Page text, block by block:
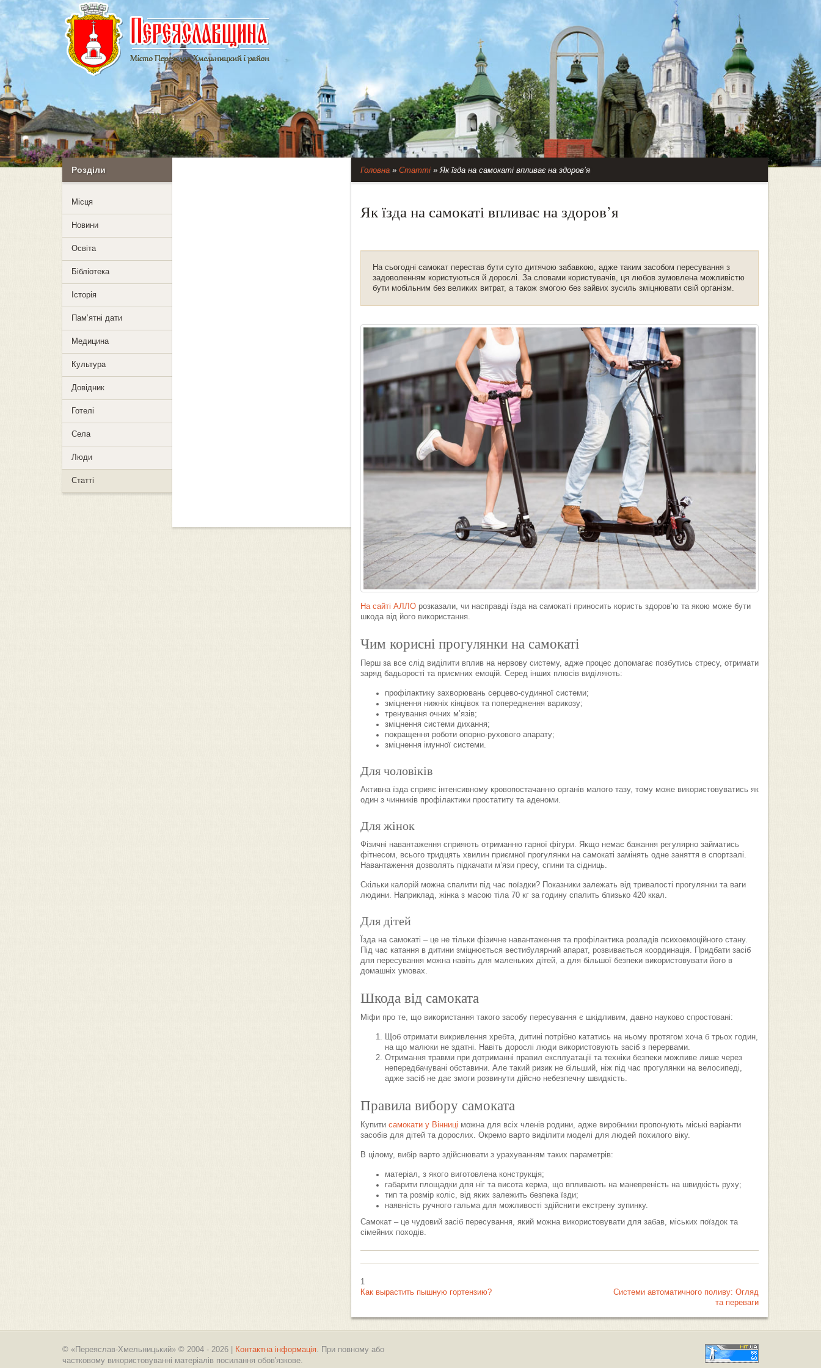
Розділи
Mісця
Новини
Освіта
Бібліотека
Історія
Пам’ятні дати
Медицина
Культура
Довідник
Готелі
Села
Люди
Статті
Головна» Статті»Як їзда на самокаті впливає на здоров’я
Як їзда на самокаті впливає на здоров’я
На сьогодні самокат перестав бути суто дитячою забавкою, адже таким засобом пересування з
задоволенням користуються й дорослі. За словами користувачів, ця любов зумовлена можливістю
бути мобільним без великих витрат, а також змогою без зайвих зусиль зміцнювати свій організм.
На сайті АЛЛОрозказали, чи насправді їзда на самокаті приносить користь здоров’ю та якою може бути
шкода від його використання.
Чим корисні прогулянки на самокаті
Перш за все слід виділити вплив на нервову систему, адже процес допомагає позбутись стресу, отримати
заряд бадьорості та приємних емоцій. Серед інших плюсів виділяють:
профілактику захворювань серцево-судинної системи;
зміцнення нижніх кінцівок та попередження варикозу;
тренування очних м’язів;
зміцнення системи дихання;
покращення роботи опорно-рухового апарату;
зміцнення імунної системи.
Для чоловіків
Активна їзда сприяє інтенсивному кровопостачанню органів малого тазу, тому може використовуватись як
один з чинників профілактики простатиту та аденоми.
Для жінок
Фізичні навантаження сприяють отриманню гарної фігури. Якщо немає бажання регулярно займатись
фітнесом, всього тридцять хвилин приємної прогулянки на самокаті замінять одне заняття в спортзалі.
Навантаження дозволять підкачати м’язи пресу, спини та сідниць.
Скільки калорій можна спалити під час поїздки? Показники залежать від тривалості прогулянки та ваги
людини. Наприклад, жінка з масою тіла 70 кг за годину спалить близько 420 ккал.
Для дітей
Їзда на самокаті – це не тільки фізичне навантаження та профілактика розладів психоемоційного стану.
Під час катання в дитини зміцнюється вестибулярний апарат, розвивається координація. Придбати засіб
для пересування можна навіть для маленьких дітей, а для більшої безпеки використовувати його в
домашніх умовах.
Шкода від самоката
Міфи про те, що використання такого засобу пересування є шкідливим, давно науково спростовані:
Щоб отримати викривлення хребта, дитині потрібно кататись на ньому протягом хоча б трьох годин,
на що малюки не здатні. Навіть дорослі люди використовують засіб з перервами.
Отримання травми при дотриманні правил експлуатації та техніки безпеки можливе лише через
непередбачувані обставини. Але такий ризик не більший, ніж під час прогулянки на велосипеді,
адже засіб не дає змоги розвинути дійсно небезпечну швидкість.
Правила вибору самоката
Купитисамокати у Вінниці можна для всіх членів родини, адже виробники пропонують міські варіанти
засобів для дітей та дорослих. Окремо варто виділити моделі для людей похилого віку.
В цілому, вибір варто здійснювати з урахуванням таких параметрів:
матеріал, з якого виготовлена конструкція;
габарити площадки для ніг та висота керма, що впливають на маневреність на швидкість руху;
тип та розмір коліс, від яких залежить безпека їзди;
наявність ручного гальма для можливості здійснити екстрену зупинку.
Самокат – це чудовий засіб пересування, який можна використовувати для забав, міських поїздок та
сімейних походів.
1
Как вырастить пышную гортензию?
Системи автоматичного поливу: Огляд
та переваги
© «Переяслав-Хмельницький» © 2004 - 2026 | Контактна інформація. При повному або
частковому використовуванні матеріалів посилання обов'язкове.